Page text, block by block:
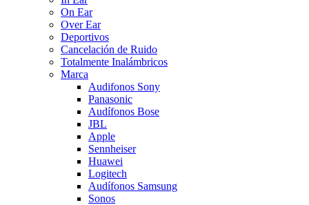
On Ear
Over Ear
Deportivos
Cancelación de Ruido
Totalmente Inalámbricos
Marca
Audifonos Sony
Panasonic
Audífonos Bose
JBL
Apple
Sennheiser
Huawei
Logitech
Audífonos Samsung
Sonos